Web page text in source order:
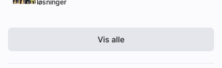
løsninger
Vis alle